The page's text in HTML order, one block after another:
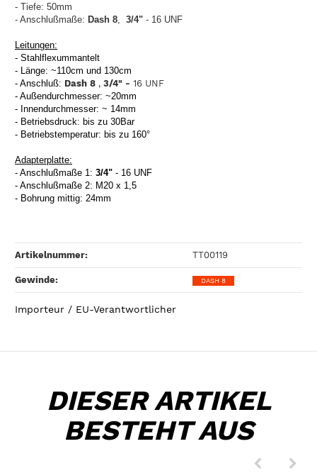
- Tiefe: 50mm
- Anschlußmaße: Dash 8 3/4" - 16 UNF
Leitungen:
- Stahlflexummantelt
- Länge: ~110cm und 130cm
- Anschluß: Dash 8 , 3/4" - 16 UNF
- Außendurchmesser: ~20mm
- Innendurchmesser: ~ 14mm
- Betriebsdruck: bis zu 30Bar
- Betriebstemperatur: bis zu 160°
Adapterplatte:
- Anschlußmaße 1: 3/4" - 16 UNF
- Anschlußmaße 2: M20 x 1,5
- Bohrung mittig: 24mm
Artikelnummer: TT00119
Gewinde‍: DASH 8
Importeur / EU-Verantwortlicher
DIESER ARTIKEL
BESTEHT AUS